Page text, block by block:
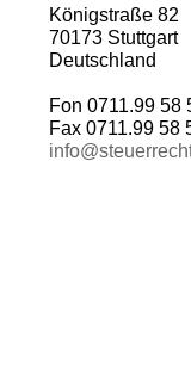
Königstraße 82
70173 Stuttgart
Deutschland
Fon 0711.99 58
Fax 0711.99 58